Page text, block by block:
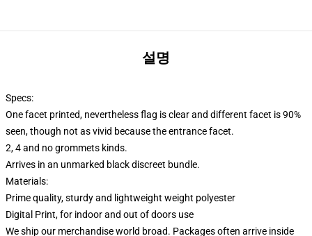
설명
Specs:
One facet printed, nevertheless flag is clear and different facet is 90%
seen, though not as vivid because the entrance facet.
2, 4 and no grommets kinds.
Arrives in an unmarked black discreet bundle.
Materials:
Prime quality, sturdy and lightweight weight polyester
Digital Print, for indoor and out of doors use
We ship our merchandise world broad. Packages often arrive inside